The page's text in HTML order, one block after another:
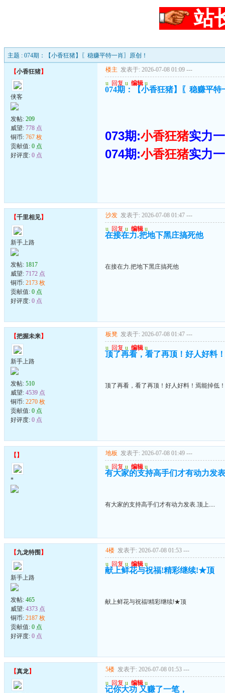
站
主题 : 074期：【小香狂猪】〖稳赚平特一肖〗原创！
【小香狂猪】
侠客
发帖: 209
威望: 778 点
铜币: 767 枚
贡献值: 0 点
好评度: 0 点
楼主 发表于: 2026-07-08 01:09 ---
u 回复 u 编辑 u
074期：【小香狂猪】〖稳赚平特
073期:小香狂猪实力
074期:小香狂猪实力
【千里相见】
新手上路
发帖: 1817
威望: 7172 点
铜币: 2173 枚
贡献值: 0 点
好评度: 0 点
沙发 发表于: 2026-07-08 01:47 ---
u 回复 u 编辑 u
在接在力.把地下黑庄搞死他
在接在力.把地下黑庄搞死他
【把握未来】
新手上路
发帖: 510
威望: 4539 点
铜币: 2270 枚
贡献值: 0 点
好评度: 0 点
板凳 发表于: 2026-07-08 01:47 ---
u 回复 u 编辑 u
顶了再看，看了再顶！好人好料
顶了再看，看了再顶！好人好料！焉能掉低！
【 】
*
地板 发表于: 2026-07-08 01:49 ---
u 回复 u 编辑 u
有大家的支持高手们才有动力发
有大家的支持高手们才有动力发表.顶上....
【九龙特围 】
新手上路
发帖: 465
威望: 4373 点
铜币: 2187 枚
贡献值: 0 点
好评度: 0 点
4楼 发表于: 2026-07-08 01:53 ---
u 回复 u 编辑 u
献上鲜花与祝福!精彩继续!★顶
献上鲜花与祝福!精彩继续!★顶
【真龙】 5楼 发表于: 2026-07-08 01:53 ---
u 回复 u 编辑 u
记你大功 又赚了一笔，